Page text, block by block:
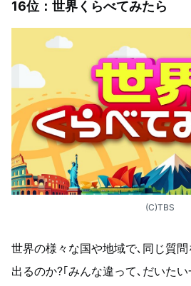
16位：世界くらべてみたら
(C)TBS
世界の様々な国や地域で､同じ質
出るのか?｢みんな違って､だいた